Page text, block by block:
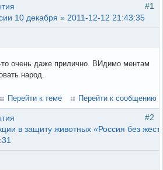
#1
10 декабря » 2011-12-12 21:43:35
очень даже прилично. ВИдимо ментам
народ.
Перейти к теме Перейти к сообщению
#2
в защиту животных «Россия без